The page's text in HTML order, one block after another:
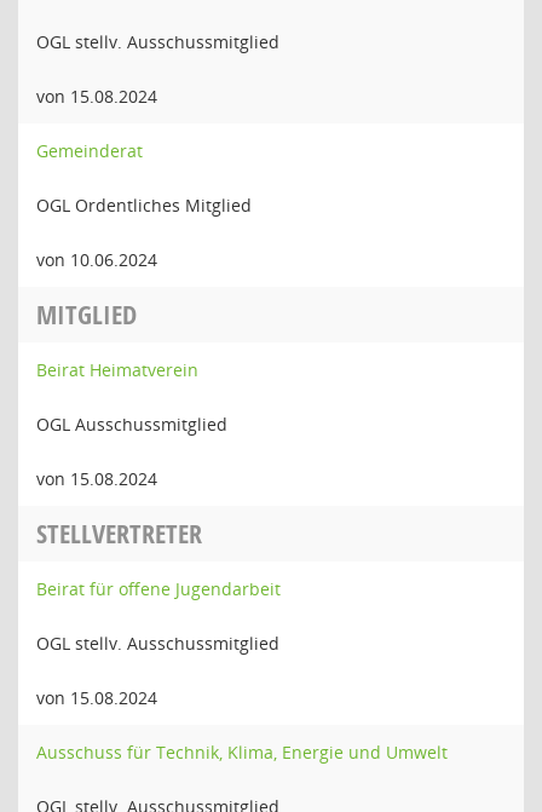
OGL stellv. Ausschussmitglied
von 15.08.2024
Gemeinderat
OGL Ordentliches Mitglied
von 10.06.2024
MITGLIED
Beirat Heimatverein
OGL Ausschussmitglied
von 15.08.2024
STELLVERTRETER
Beirat für offene Jugendarbeit
OGL stellv. Ausschussmitglied
von 15.08.2024
Ausschuss für Technik, Klima, Energie und Umwelt
OGL stellv. Ausschussmitglied